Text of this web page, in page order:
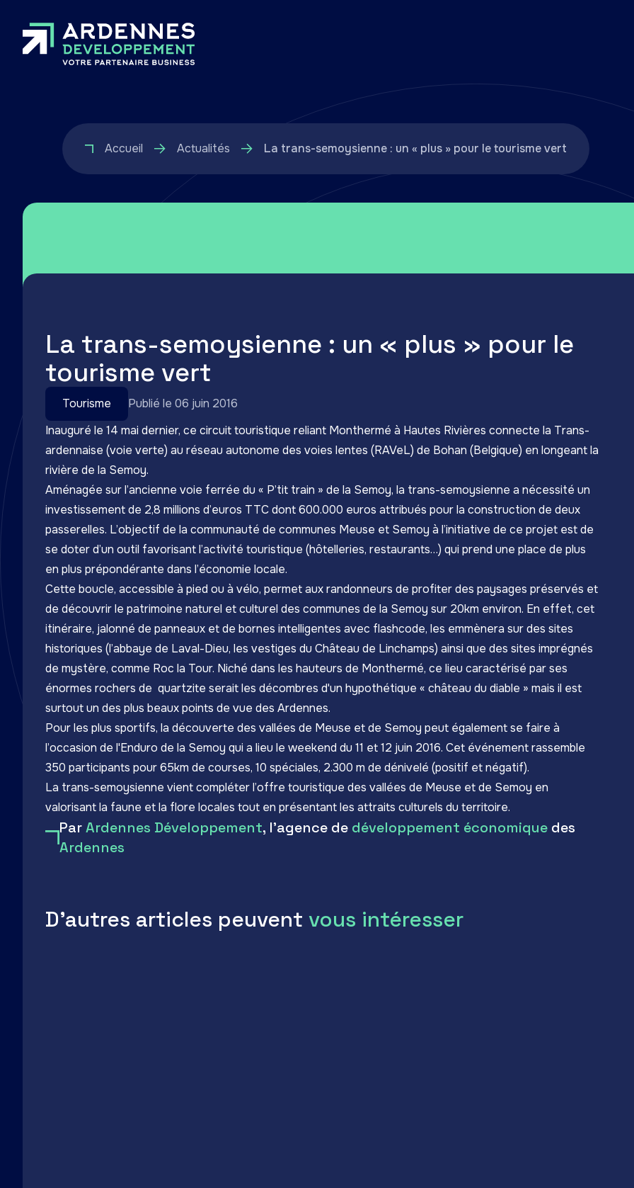
Accueil Actualités La trans-semoysienne : un « plus » pour le tourisme vert
La trans-semoysienne : un « plus » pour le
tourisme vert
Tourisme
Publié le 06 juin 2016
Inauguré le 14 mai dernier, ce circuit touristique reliant Monthermé à Hautes Rivières connecte la Trans-
ardennaise (voie verte) au réseau autonome des voies lentes (RAVeL) de Bohan (Belgique) en longeant la
rivière de la Semoy.
Aménagée sur l’ancienne voie ferrée du « P’tit train » de la Semoy, la trans-semoysienne a nécessité un
investissement de 2,8 millions d’euros TTC dont 600.000 euros attribués pour la construction de deux
passerelles. L’objectif de la communauté de communes Meuse et Semoy à l’initiative de ce projet est de
se doter d’un outil favorisant l’activité touristique (hôtelleries, restaurants…) qui prend une place de plus
en plus prépondérante dans l’économie locale.
Cette boucle, accessible à pied ou à vélo, permet aux randonneurs de profiter des paysages préservés et
de découvrir le patrimoine naturel et culturel des communes de la Semoy sur 20km environ. En effet, cet
itinéraire, jalonné de panneaux et de bornes intelligentes avec flashcode, les emmènera sur des sites
historiques (l’abbaye de Laval-Dieu, les vestiges du Château de Linchamps) ainsi que des sites imprégnés
de mystère, comme Roc la Tour. Niché dans les hauteurs de Monthermé, ce lieu caractérisé par ses
énormes rochers de quartzite serait les décombres d'un hypothétique « château du diable » mais il est
surtout un des plus beaux points de vue des Ardennes.
Pour les plus sportifs, la découverte des vallées de Meuse et de Semoy peut également se faire à
l’occasion de l'Enduro de la Semoy qui a lieu le weekend du 11 et 12 juin 2016. Cet événement rassemble
350 participants pour 65km de courses, 10 spéciales, 2.300 m de dénivelé (positif et négatif).
La trans-semoysienne vient compléter l’offre touristique des vallées de Meuse et de Semoy en
valorisant la faune et la flore locales tout en présentant les attraits culturels du territoire.
ParArdennes Développement, l'agence de développement économique des
Ardennes
LinkedInFacebookTwitterEmail
D'autres articles peuvent vous intéresser